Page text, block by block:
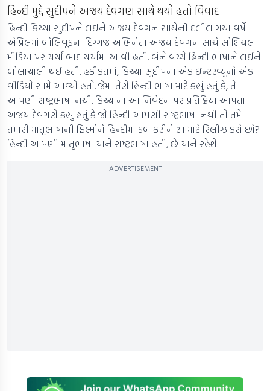
હિન્દી મુદ્દે સુદીપને અજય દેવગણ સાથે થયો હતો વિવાદ
હિન્દી કિચ્ચા સુદીપને લઈને અજય દેવગન સાથેની દલીલ ગયા વર્ષે
એપ્રિલમાં બોલિવૂડના દિગ્ગજ અભિનેતા અજય દેવગન સાથે સોશિયલ
મીડિયા પર ચર્ચા બાદ ચર્ચામાં આવી હતી. બંને વચ્ચે હિન્દી ભાષાને લઈને
બોલાચાલી થઈ હતી. હકીકતમાં, કિચ્ચા સુદીપના એક ઇન્ટરવ્યુનો એક
વીડિયો સામે આવ્યો હતો. જેમાં તેણે હિન્દી ભાષા માટે કહ્યું હતું કે, તે
આપણી રાષ્ટ્રભાષા નથી. કિચ્ચાના આ નિવેદન પર પ્રતિક્રિયા આપતા
અજય દેવગણે કહ્યું હતું કે જો હિન્દી આપણી રાષ્ટ્રભાષા નથી તો તમે
તમારી માતૃભાષાની ફિલ્મોને હિન્દીમાં ડબ કરીને શા માટે રિલીઝ કરો છો?
હિન્દી આપણી માતૃભાષા અને રાષ્ટ્રભાષા હતી, છે અને રહેશે.
ADVERTISEMENT